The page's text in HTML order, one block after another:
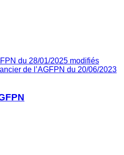
du 28/01/2025 modifiés
de l’AGFPN du 20/06/2023